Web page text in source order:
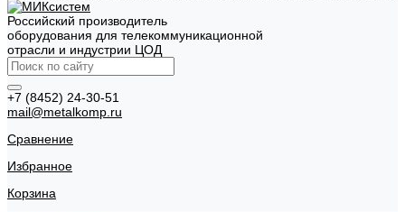
Российский производитель
оборудования для телекоммуникационной
отрасли и индустрии ЦОД
+7 (8452) 24-30-51
mail@metalkomp.ru
Сравнение
Избранное
Корзина